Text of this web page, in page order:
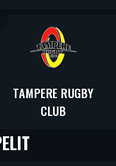
TAMPERE RUGBY
CLUB